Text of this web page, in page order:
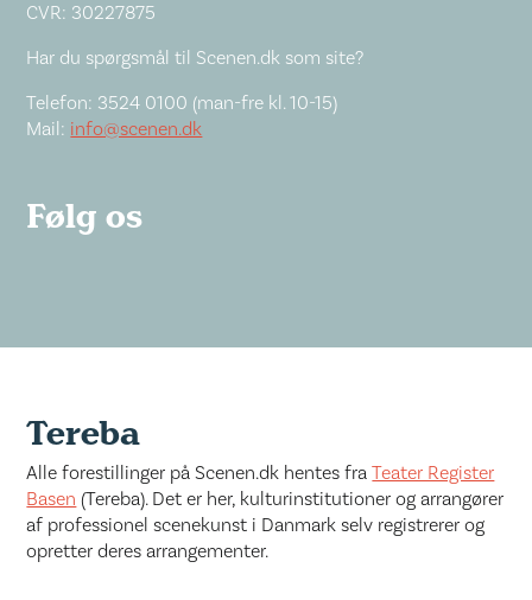
CVR: 30227875
Har du spørgsmål til Scenen.dk som site?
Telefon: 3524 0100 (man-fre kl. 10-15)
Mail: info@scenen.dk
Følg os
Tereba
Alle forestillinger på Scenen.dk hentes fraTeater Register
Basen (Tereba). Det er her, kulturinstitutioner og arrangører
af professionel scenekunst i Danmark selv registrerer og
opretter deres arrangementer.